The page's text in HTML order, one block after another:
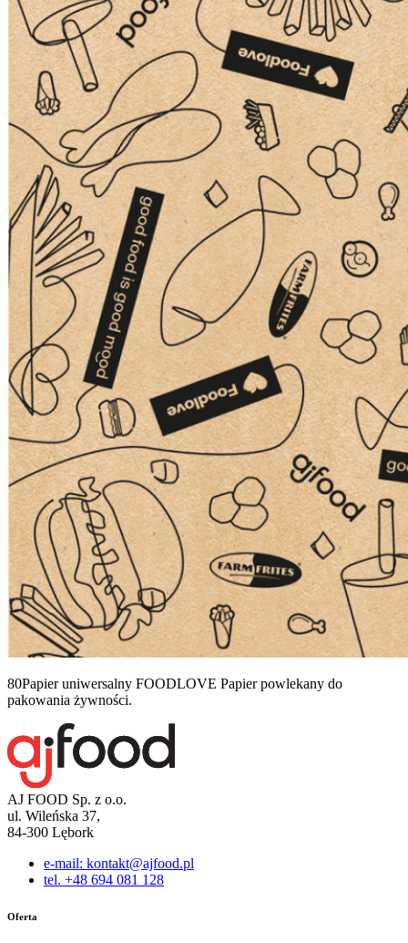
80Papier uniwersalny FOODLOVE Papier powlekany do
pakowania żywności.
AJ FOOD Sp. z o.o.
ul. Wileńska 37,
84-300 Lębork
e-mail: kontakt@ajfood.pl
tel. +48 694 081 128
Oferta